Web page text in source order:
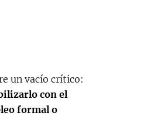
un vacío crítico:
con el
formal o